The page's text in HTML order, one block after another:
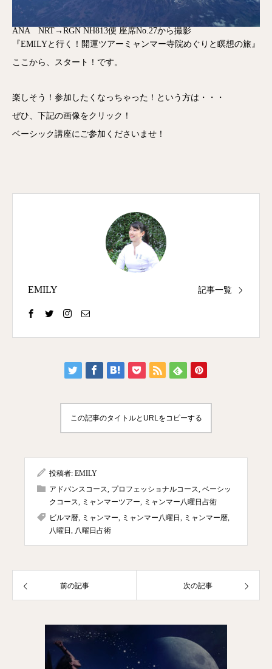
ANA NRT→RGN NH813便 座席No.27から撮影
『EMILYと行く！開運ツアーミャンマー寺院めぐりと瞑想の旅』
ここから、スタート！です。
楽しそう！参加したくなっちゃった！という方は・・・
ぜひ、下記の画像をクリック！
ベーシック講座にご参加くださいませ！
EMILY 記事一覧
この記事のタイトルとURLをコピーする
投稿者: EMILY
アドバンスコース, プロフェッショナルコース, ベーシッ
クコース, ミャンマーツアー, ミャンマー八曜日占術
ビルマ暦, ミャンマー, ミャンマー八曜日, ミャンマー暦,
八曜日, 八曜日占術
前の記事 次の記事